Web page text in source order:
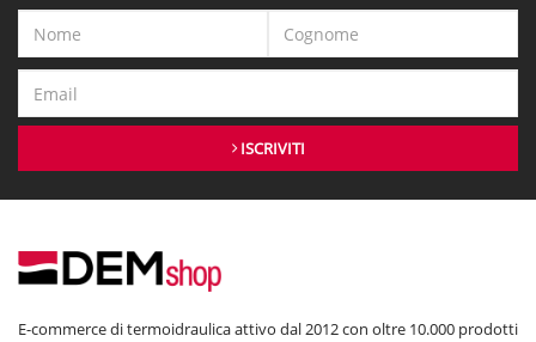
ISCRIVITI
E-commerce di termoidraulica attivo dal 2012 con oltre 10.000 prodotti